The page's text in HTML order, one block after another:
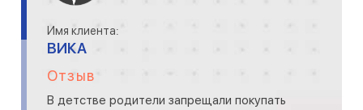
Имя клиента:
ВИКА
Отзыв
В детстве родители запрещали покупать